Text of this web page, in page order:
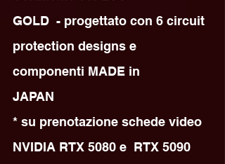
GOLD  - progettato con 6 circuit
protection designs e
componenti MADE in
JAPAN
* su prenotazione schede video
NVIDIA RTX 5080 e  RTX 5090